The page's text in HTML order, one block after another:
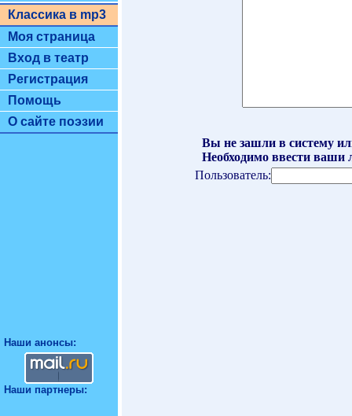
Классика в mp3
Моя страница
Вход в театр
Регистрация
Помощь
О сайте поэзии
Наши анонсы:
Наши партнеры:
Вы не зашли в систему
Необходимо ввести ваши
Пользователь: